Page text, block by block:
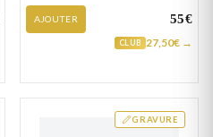
Lapidé Brossé
AJOUTER 55€
CLUB 27,50€ →
GRAVURE